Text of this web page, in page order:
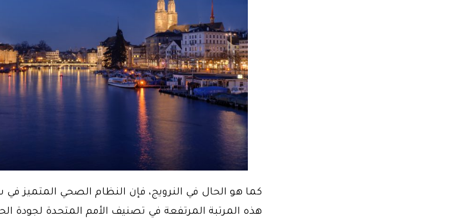
كما هو الحال في النرويج، فإن النظام الصحي المتميز
هذه المرتبة المرتفعة في تصنيف الأمم المتحدة لجودة